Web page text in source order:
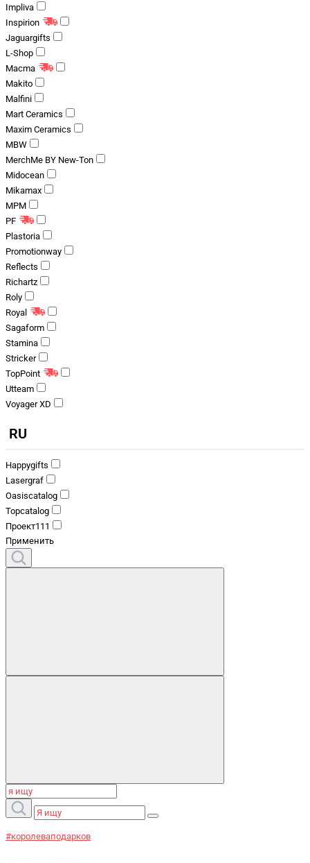
Impliva
Inspirion
Jaguargifts
L-Shop
Macma
Makito
Malfini
Mart Ceramics
Maxim Ceramics
MBW
MerchMe BY New-Ton
Midocean
Mikamax
MPM
PF
Plastoria
Promotionway
Reflects
Richartz
Roly
Royal
Sagaform
Stamina
Stricker
TopPoint
Utteam
Voyager XD
RU
Happygifts
Lasergraf
Oasiscatalog
Topcatalog
Проект111
Применить
#королеваподарков